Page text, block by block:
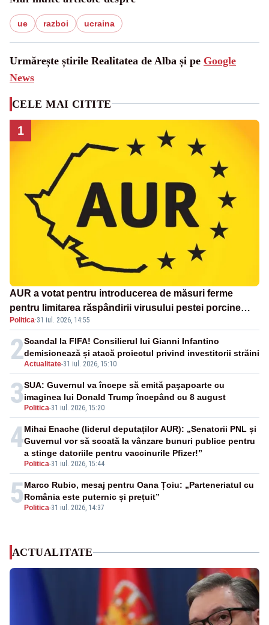
ue razboi ucraina
Urmărește știrile Realitatea de Alba și pe Google
News
CELE MAI CITITE
1
AUR a votat pentru introducerea de măsuri ferme
pentru limitarea răspândirii virusului pestei porcine
africane
Politica·31 iul. 2026, 14:55
2Actualitate-31 iul. 2026, 15:10
Scandal la FIFA! Consilierul lui Gianni Infantino
demisionează și atacă proiectul privind investitorii străini
3 Politica-31 iul. 2026, 15:20
SUA: Guvernul va începe să emită paşapoarte cu
imaginea lui Donald Trump începând cu 8 august
4
Politica-31 iul. 2026, 15:44
Mihai Enache (liderul deputaților AUR): „Senatorii PNL și
Guvernul vor să scoată la vânzare bunuri publice pentru
a stinge datoriile pentru vaccinurile Pfizer!”
5 Politica-31 iul. 2026, 14:37
Marco Rubio, mesaj pentru Oana Țoiu: „Parteneriatul cu
România este puternic și prețuit”
ACTUALITATE